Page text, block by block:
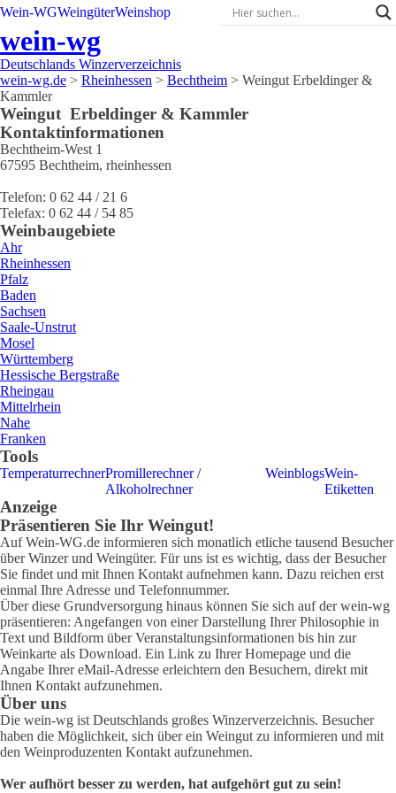
Wein-WGWeingüterWeinshop
wein-wg
Deutschlands Winzerverzeichnis
wein-wg.de > Rheinhessen > Bechtheim > Weingut Erbeldinger &
Kammler
Weingut Erbeldinger & Kammler
Kontaktinformationen
Bechtheim-West 1
67595 Bechtheim, rheinhessen
Telefon: 0 62 44 / 21 6
Telefax: 0 62 44 / 54 85
Weinbaugebiete
Ahr
Rheinhessen
Pfalz
Baden
Sachsen
Saale-Unstrut
Mosel
Württemberg
Hessische Bergstraße
Rheingau
Mittelrhein
Nahe
Franken
Tools
TemperaturrechnerPromillerechner /
Alkoholrechner
WeinblogsWein-
Etiketten
Anzeige
Präsentieren Sie Ihr Weingut!
Auf Wein-WG.de informieren sich monatlich etliche tausend Besucher
über Winzer und Weingüter. Für uns ist es wichtig, dass der Besucher
Sie findet und mit Ihnen Kontakt aufnehmen kann. Dazu reichen erst
einmal Ihre Adresse und Telefonnummer.
Über diese Grundversorgung hinaus können Sie sich auf der wein-wg
präsentieren: Angefangen von einer Darstellung Ihrer Philosophie in
Text und Bildform über Veranstaltungsinformationen bis hin zur
Weinkarte als Download. Ein Link zu Ihrer Homepage und die
Angabe Ihrer eMail-Adresse erleichtern den Besuchern, direkt mit
Ihnen Kontakt aufzunehmen.
Über uns
Die wein-wg ist Deutschlands großes Winzerverzeichnis. Besucher
haben die Möglichkeit, sich über ein Weingut zu informieren und mit
den Weinproduzenten Kontakt aufzunehmen.
Wer aufhört besser zu werden, hat aufgehört gut zu sein!